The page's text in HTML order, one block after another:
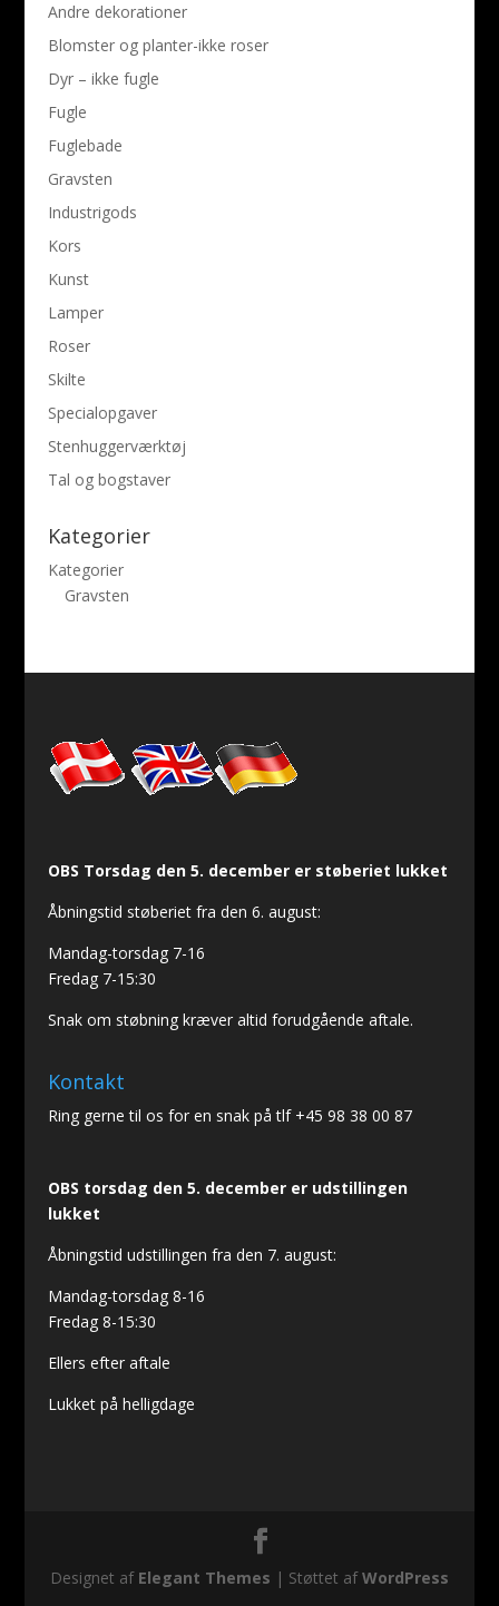
Andre dekorationer
Blomster og planter-ikke roser
Dyr – ikke fugle
Fugle
Fuglebade
Gravsten
Industrigods
Kors
Kunst
Lamper
Roser
Skilte
Specialopgaver
Stenhuggerværktøj
Tal og bogstaver
Kategorier
Kategorier
Gravsten
OBS Torsdag den 5. december er støberiet lukket
Åbningstid støberiet fra den 6. august:
Mandag-torsdag 7-16
Fredag 7-15:30
Snak om støbning kræver altid forudgående aftale.
Kontakt
Ring gerne til os for en snak på tlf +45 98 38 00 87
OBS torsdag den 5. december er udstillingen
lukket
Åbningstid udstillingen fra den 7. august:
Mandag-torsdag 8-16
Fredag 8-15:30
Ellers efter aftale
Lukket på helligdage
Designet af Elegant Themes | Støttet afWordPress